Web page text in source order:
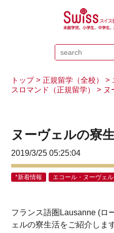
トップ> 正規留学（全校） >
スロマンド（正規留学）
> ヌ
ヌーヴェルの寮
2019/3/25 05:25:04
*新着情報 エコール・ヌーヴェ
フランス語圏Lausanne (ロ
ェルの寮生活をご紹介しま